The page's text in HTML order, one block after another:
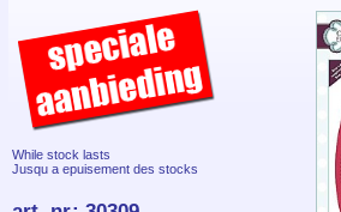
While stock lasts
Jusqu a epuisement des stocks